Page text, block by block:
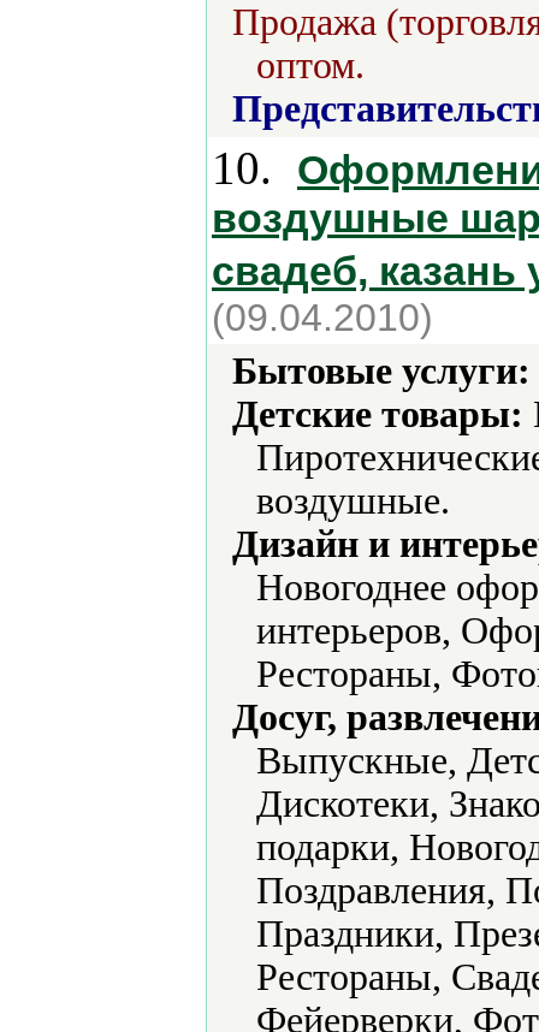
Продажа
оптом.
10.
воздушные
свадеб,
(09.04.2010)
Бытовые услуги:
Детские товары:
воздушные.
Дизайн и
Новогоднее
интерьеров,
Рестораны,
Досуг,
Выпускные,
Дискотеки,
подарки,
Поздравления,
Праздники,
Рестораны,
Фейерверки,